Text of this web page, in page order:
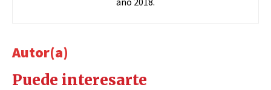
Autor(a)
Puede interesarte